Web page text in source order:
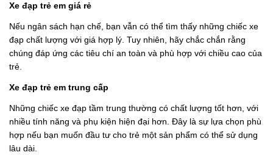
Xe đạp trẻ em giá rẻ
Nếu ngân sách hạn chế, bạn vẫn có thể tìm thấy những chiếc xe
đạp chất lượng với giá hợp lý. Tuy nhiên, hãy chắc chắn rằng
chúng đáp ứng các tiêu chí an toàn và phù hợp với chiều cao của
trẻ.
Xe đạp trẻ em trung cấp
Những chiếc xe đạp tầm trung thường có chất lượng tốt hơn, với
nhiều tính năng và phụ kiện hiện đại hơn. Đây là sự lựa chọn phù
hợp nếu bạn muốn đầu tư cho trẻ một sản phẩm có thể sử dụng
lâu dài.